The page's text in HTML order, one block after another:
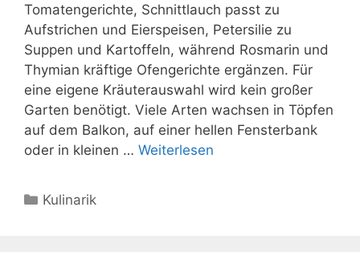
Tomatengerichte, Schnittlauch passt zu
Aufstrichen und Eierspeisen, Petersilie zu
Suppen und Kartoffeln, während Rosmarin und
Thymian kräftige Ofengerichte ergänzen. Für
eine eigene Kräuterauswahl wird kein großer
Garten benötigt. Viele Arten wachsen in Töpfen
auf dem Balkon, auf einer hellen Fensterbank
oder in kleinen … Weiterlesen
Kategorien
Kulinarik